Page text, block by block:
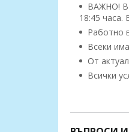
ВАЖНО!
18:45 часа.
Работно
Всеки
От
Всички